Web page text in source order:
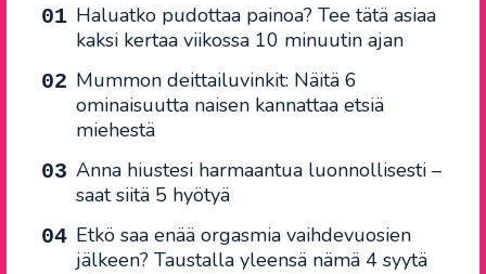
Haluatko pudottaa painoa? Tee tätä asiaa
kaksi kertaa viikossa 10 minuutin ajan
Mummon deittailuvinkit: Näitä 6
ominaisuutta naisen kannattaa etsiä
miehestä
Anna hiustesi harmaantua luonnollisesti –
saat siitä 5 hyötyä
Etkö saa enää orgasmia vaihdevuosien
jälkeen? Taustalla yleensä nämä 4 syytä